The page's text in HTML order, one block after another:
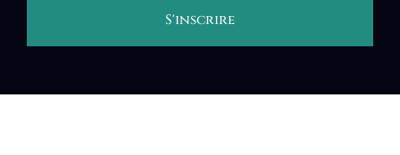
S'inscrire